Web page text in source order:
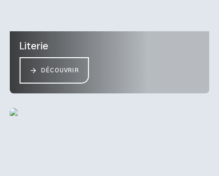
Literie
DÉCOUVRIR